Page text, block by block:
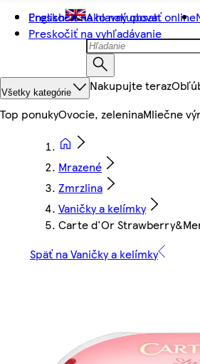
Preskočiť na hlavný obsah
Preskočiť na vyhľadávanie
English Ako nakupovať online
Všetky kategórie Nakupujte teraz
Top ponukyOvocie, zeleninaMliečne
Mrazené
Zmrzlina
Vaničky a kelímky
Carte d'Or
Späť na Vaničky a kelímky